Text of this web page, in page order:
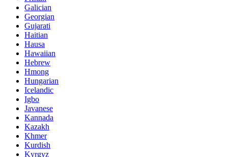
Galician
Georgian
Gujarati
Haitian
Hausa
Hawaiian
Hebrew
Hmong
Hungarian
Icelandic
Igbo
Javanese
Kannada
Kazakh
Khmer
Kurdish
Kyrgyz